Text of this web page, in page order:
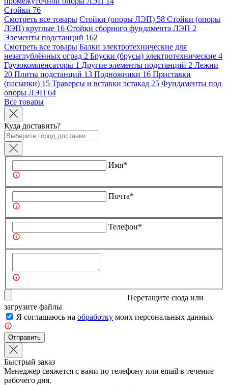
Стойки 76
Смотреть все товары Стойки (опоры ЛЭП) 58 Стойки (опоры
ЛЭП) круглые 16 Стойки сборного фундамента ЛЭП 2
Элементы подстанций 162
Смотреть все товары Балки электротехнические для
незаглублённых оград 2 Бруски (брусы) электротехнические 4
Грузокомпенсаторы 1 Другие элементы подстанций 2 Лежни
20 Плиты подстанций 13 Подножники 16 Приставки
(пасынки) 15 Траверсы и вставки эстакад 25 Фундаменты под
опоры ЛЭП 64
Все товары
Куда доставить?
Имя*
Почта*
Телефон*
Перетащите сюда или
загрузите файлы
Я соглашаюсь на обработку моих персональных данных
Отправить
Быстрый заказ
Менеджер свяжется с вами по телефону или email в течение
рабочего дня.